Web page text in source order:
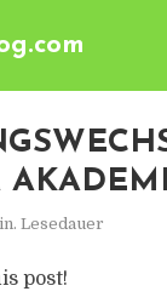
Lesedauer
post!